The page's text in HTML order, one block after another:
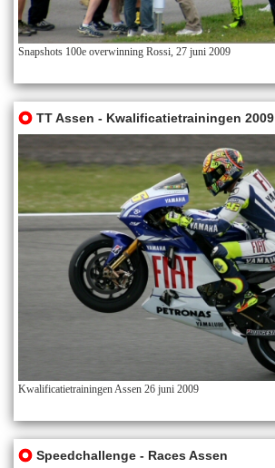
Snapshots 100e overwinning Rossi, 27 juni 2009
TT Assen - Kwalificatietrainingen 2009
Kwalificatietrainingen Assen 26 juni 2009
Speedchallenge - Races Assen